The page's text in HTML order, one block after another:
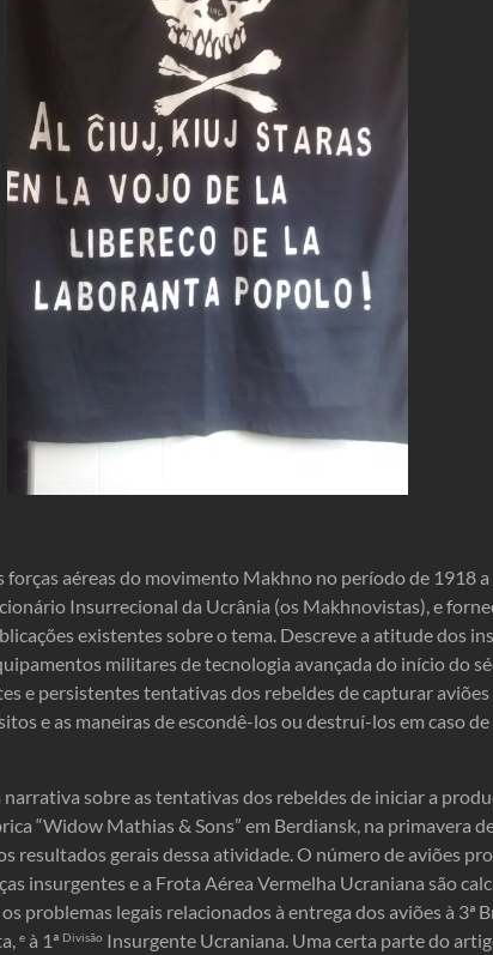
aéreas do movimento Makhno no período de 1918
Insurrecional da Ucrânia (os Makhnovistas), e
existentes sobre o tema. Descreve a atitude dos
militares de tecnologia avançada do início do
e persistentes tentativas dos rebeldes de capturar
e as maneiras de escondê-los ou destruí-los em caso
sobre as tentativas dos rebeldes de iniciar a
“Widow Mathias & Sons” em Berdiansk, na primavera
resultados gerais dessa atividade. O número de aviões
insurgentes e a Frota Aérea Vermelha Ucraniana são
problemas legais relacionados à entrega dos aviões à 3ª
e à 1ª Divisão Insurgente Ucraniana. Uma certa parte do